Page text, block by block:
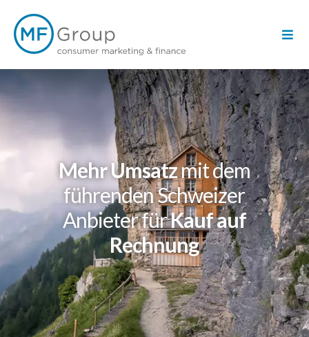
Mehr Umsatzmit dem
führenden Schweizer
Anbieter fürKauf auf
Rechnung